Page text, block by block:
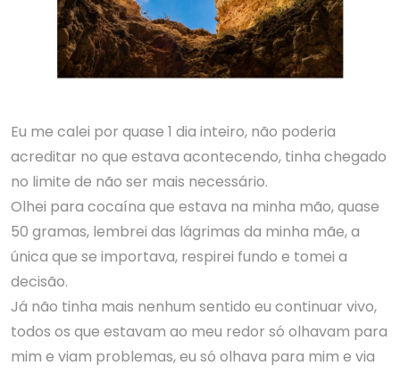
Eu me calei por quase 1 dia inteiro, não poderia
acreditar no que estava acontecendo, tinha chegado
no limite de não ser mais necessário.
Olhei para cocaína que estava na minha mão, quase
50 gramas, lembrei das lágrimas da minha mãe, a
única que se importava, respirei fundo e tomei a
decisão.
Já não tinha mais nenhum sentido eu continuar vivo,
todos os que estavam ao meu redor só olhavam para
mim e viam problemas, eu só olhava para mim e via